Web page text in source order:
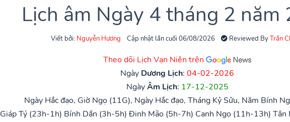
Lịch âm Ngày 4 tháng 2 năm
Viết bởi: Nguyễn Hương Cập nhật lần cuối 06/08/2026 Reviewed ByTrần
Theo dõi Lịch Vạn Niên trên
Ngày Dương Lịch: 04-02-2026
NgàyÂm Lịch: 17-12-2025
Ngày Hắc đạo, Giờ Ngọ (11G), Ngày Hắc đạo, Tháng Kỷ Sửu, Năm Bính
Giáp Tý (23h-1h) Bính Dần (3h-5h) Đinh Mão (5h-7h) Canh Ngọ (11h-13h) Tân